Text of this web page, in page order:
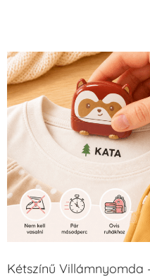
Kétszínű Villámnyomda